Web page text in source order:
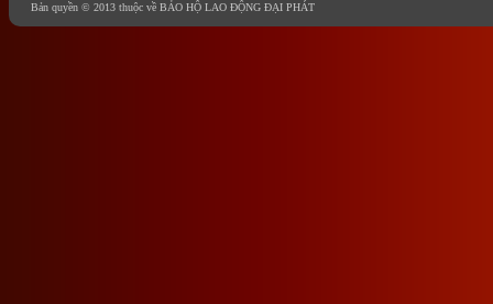
Bản quyền © 2013 thuộc về BẢO HỘ LAO ĐỘNG ĐẠI PHÁT